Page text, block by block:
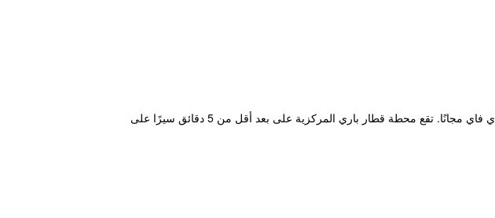
يقع Hotel Pensione Romeo في باري، ويوفر غرف على الطراز الكلاسيكي مع خدمة الواي فاي مجانًا. تقع محطة قطار باري المركزية على بعد أقل من 5 دقائق سيرًا على